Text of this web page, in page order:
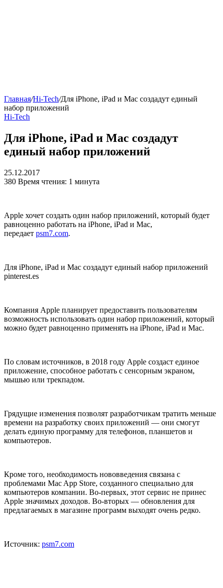
Главная/Hi-Tech/Для iPhone, iPad и Mac создадут единый
набор приложений
Hi-Tech
Для iPhone, iPad и Mac создадут
единый набор приложений
25.12.2017
380 Время чтения: 1 минута
Apple хочет создать один набор приложений, который будет
равноценно работать на iPhone, iPad и Mac,
передает psm7.com.
Для iPhone, iPad и Mac создадут единый набор приложений
pinterest.es
Компания Apple планирует предоставить пользователям
возможность использовать один набор приложений, который
можно будет равноценно применять на iPhone, iPad и Mac.
По словам источников, в 2018 году Apple создаст единое
приложение, способное работать с сенсорным экраном,
мышью или трекпадом.
Грядущие изменения позволят разработчикам тратить меньше
времени на разработку своих приложений — они смогут
делать единую программу для телефонов, планшетов и
компьютеров.
Кроме того, необходимость нововведения связана с
проблемами Mac App Store, созданного специально для
компьютеров компании. Во-первых, этот сервис не принес
Apple значимых доходов. Во-вторых — обновления для
предлагаемых в магазине программ выходят очень редко.
Источник: psm7.com